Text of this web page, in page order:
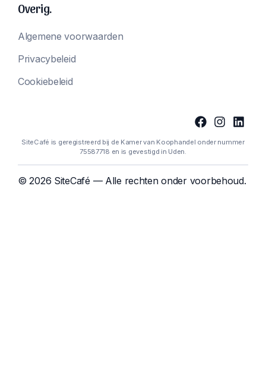
Overig.
Algemene voorwaarden
Privacybeleid
Cookiebeleid
SiteCafé is geregistreerd bij de Kamer van Koophandel onder nummer
75587718 en is gevestigd in Uden.
© 2026 SiteCafé — Alle rechten onder voorbehoud.